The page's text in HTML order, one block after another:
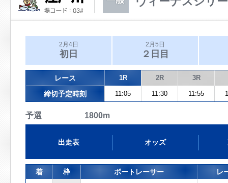
2月4日
初日
2月5日
２日目
レース 1R 2R 3R
締切予定時刻 11:05 11:30 11:55
予選 1800m
出走表 オッズ
着 枠 ボートレーサー レ